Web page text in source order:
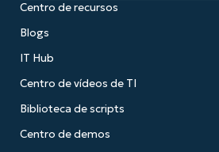
Centro de recursos
Blogs
IT Hub
Centro de vídeos de TI
Biblioteca de scripts
Centro de demos